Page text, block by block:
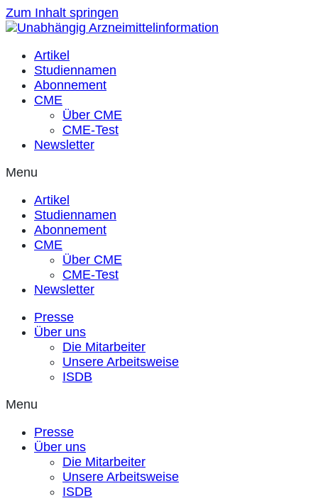
Zum Inhalt springen
Artikel
Studiennamen
Abonnement
CME
Über CME
CME-Test
Newsletter
Menu
Artikel
Studiennamen
Abonnement
CME
Über CME
CME-Test
Newsletter
Presse
Über uns
Die Mitarbeiter
Unsere Arbeitsweise
ISDB
Menu
Presse
Über uns
Die Mitarbeiter
Unsere Arbeitsweise
ISDB